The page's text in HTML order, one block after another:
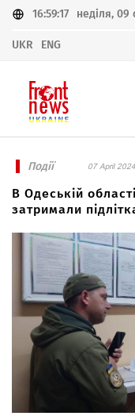
16:59:17 неділя, 09
UKR ENG
Події 07 April
В Одеській
затримали